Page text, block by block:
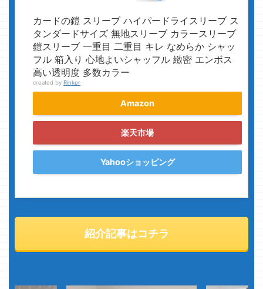
カードの鎧 スリーブ ハイパードライスリーブ ス
タンダードサイズ 無地スリーブ カラースリーブ
鎧スリーブ 一重目 二重目 キレ なめらか シャッ
フル 箱入り 心地よいシャッフル 緻密 エンボス
高い透明度 多数カラー
created by Rinker
Amazon
楽天市場
Yahooショッピング
紹介記事はコチラ